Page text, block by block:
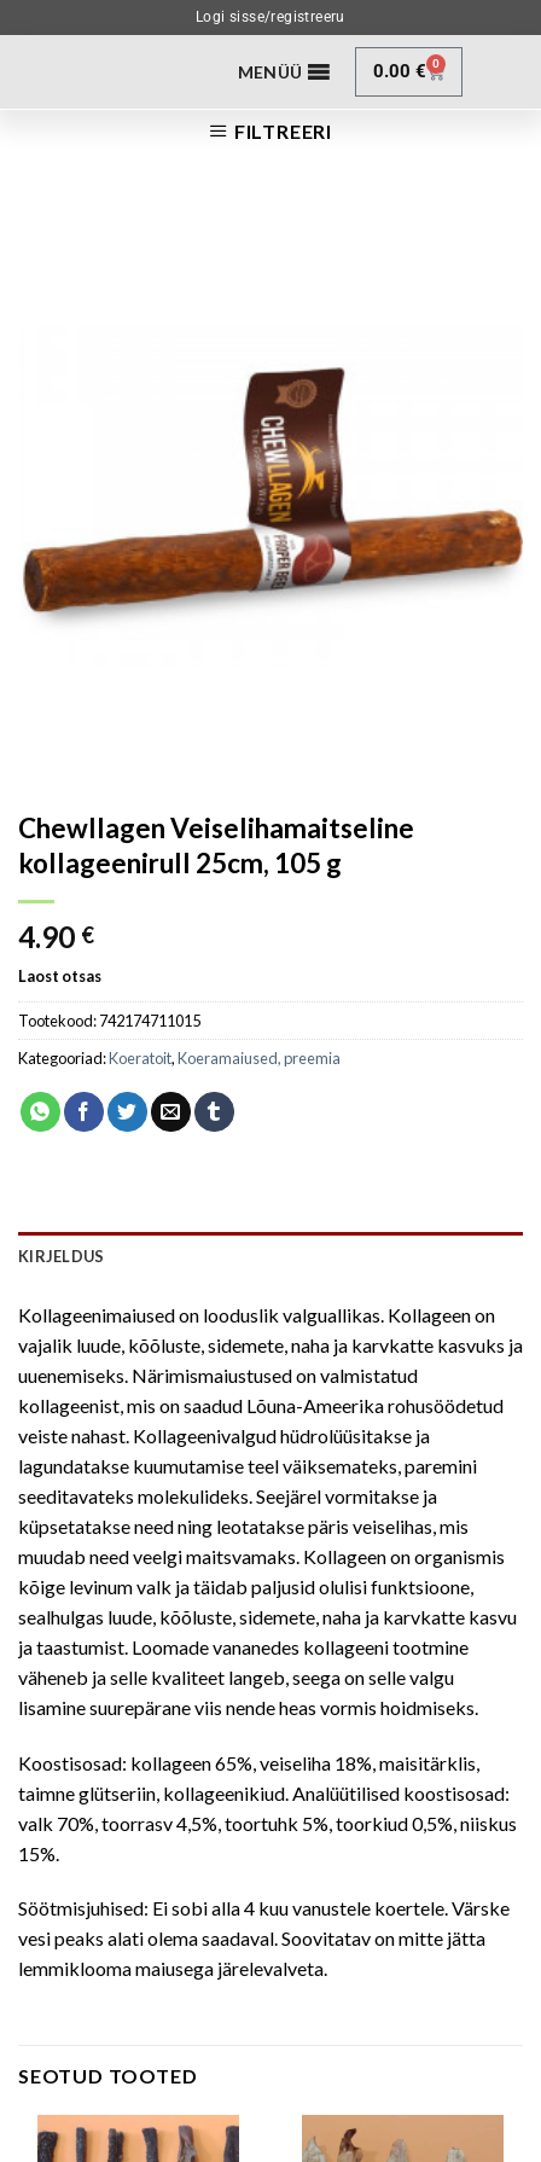
Logi sisse/registreeru
MENÜÜ 0.00€ 0
FILTREERI
Chewllagen Veiselihamaitseline
kollageenirull 25cm, 105 g
4.90 €
Laost otsas
Tootekood:742174711015
Kategooriad:Koeratoit,Koeramaiused, preemia
KIRJELDUS
Kollageenimaiused on looduslik valguallikas. Kollageen on
vajalik luude, kõõluste, sidemete, naha ja karvkatte kasvuks ja
uuenemiseks. Närimismaiustused on valmistatud
kollageenist, mis on saadud Lõuna-Ameerika rohusöödetud
veiste nahast. Kollageenivalgud hüdrolüüsitakse ja
lagundatakse kuumutamise teel väiksemateks, paremini
seeditavateks molekulideks. Seejärel vormitakse ja
küpsetatakse need ning leotatakse päris veiselihas, mis
muudab need veelgi maitsvamaks. Kollageen on organismis
kõige levinum valk ja täidab paljusid olulisi funktsioone,
sealhulgas luude, kõõluste, sidemete, naha ja karvkatte kasvu
ja taastumist. Loomade vananedes kollageeni tootmine
väheneb ja selle kvaliteet langeb, seega on selle valgu
lisamine suurepärane viis nende heas vormis hoidmiseks.
Koostisosad: kollageen 65%, veiseliha 18%, maisitärklis,
taimne glütseriin, kollageenikiud. Analüütilised koostisosad:
valk 70%, toorrasv 4,5%, toortuhk 5%, toorkiud 0,5%, niiskus
15%.
Söötmisjuhised: Ei sobi alla 4 kuu vanustele koertele. Värske
vesi peaks alati olema saadaval. Soovitatav on mitte jätta
lemmiklooma maiusega järelevalveta.
SEOTUD TOOTED